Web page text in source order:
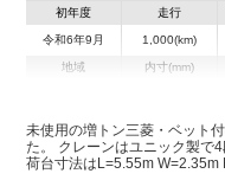
初年度
令和6年9月
走行
1,000(km)
地域 内寸(mm)
未使用の増トン三菱・ベット
た。 クレーンはユニック製で
荷台寸法はL=5.55m